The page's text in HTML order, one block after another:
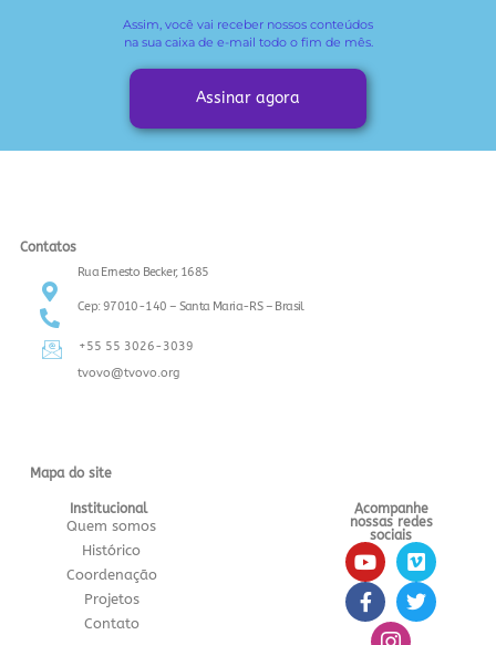
Assim, você vai receber nossos conteúdos
na sua caixa de e-mail todo o fim de mês.
Assinar agora
Contatos
Rua Ernesto Becker, 1685
Cep: 97010-140 – Santa Maria-RS – Brasil
+55 55 3026-3039
tvovo@tvovo.org
Mapa do site
Institucional
Quem somos
Histórico
Coordenação
Projetos
Contato
Acompanhe
nossas redes
sociais